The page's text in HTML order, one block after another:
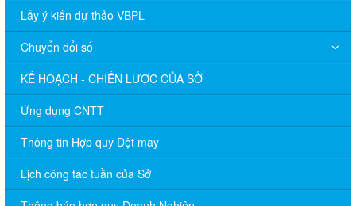
Lấy ý kiến dự thảo VBPL
Chuyển đổi số
KẾ HOẠCH - CHIẾN LƯỢC CỦA SỞ
Ứng dụng CNTT
Thông tin Hợp quy Dệt may
Lịch công tác tuần của Sở